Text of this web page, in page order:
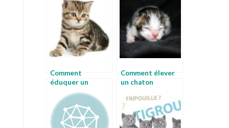
Comment
éduquer un
chaton
Comment élever
un chaton